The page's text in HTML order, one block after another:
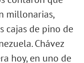
millonarias,
cajas de pino de
Chávez
hoy, en uno de